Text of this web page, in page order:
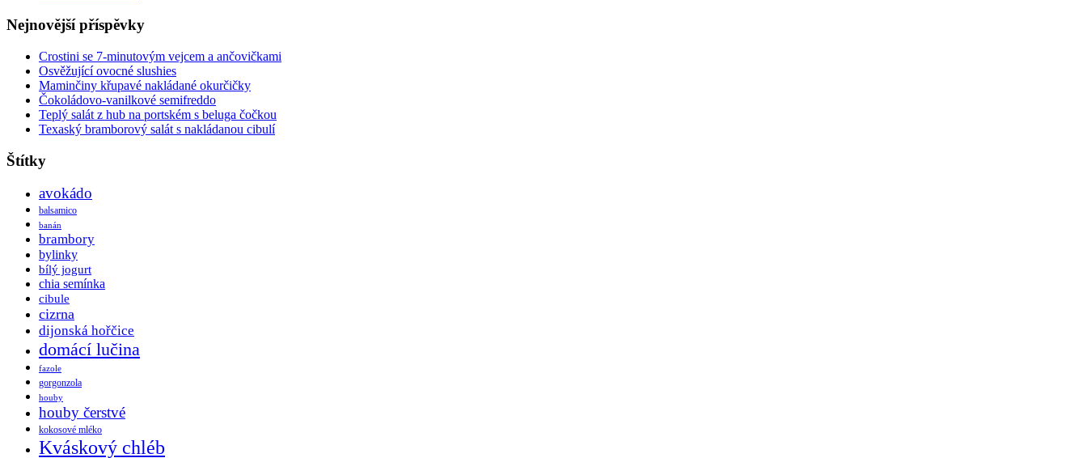
Nejnovější příspěvky
Crostini se 7-minutovým vejcem a ančovičkami
Osvěžující ovocné slushies
Maminčiny křupavé nakládané okurčičky
Čokoládovo-vanilkové semifreddo
Teplý salát z hub na portském s beluga čočkou
Texaský bramborový salát s nakládanou cibulí
Štítky
avokádo
balsamico
banán
brambory
bylinky
bílý jogurt
chia semínka
cibule
cizrna
dijonská hořčice
domácí lučina
fazole
gorgonzola
houby
houby čerstvé
kokosové mléko
Kváskový chléb